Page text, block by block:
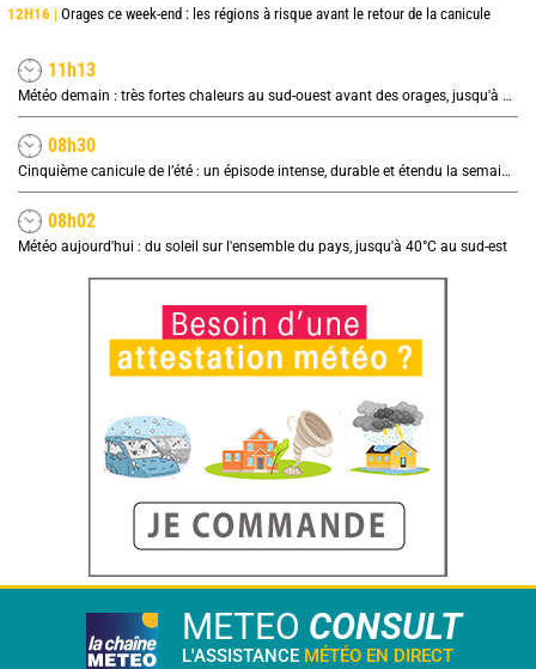
12H16 | Orages ce week-end : les régions à risque avant le retour de la canicule
11h13
Météo demain : très fortes chaleurs au sud-ouest avant des orages, jusqu'à 39°C
08h30
Cinquième canicule de l’été : un épisode intense, durable et étendu la semaine prochaine
08h02
Météo aujourd'hui : du soleil sur l'ensemble du pays, jusqu'à 40°C au sud-est
METEO CONSULT
L'ASSISTANCE MÉTÉO EN DIRECT